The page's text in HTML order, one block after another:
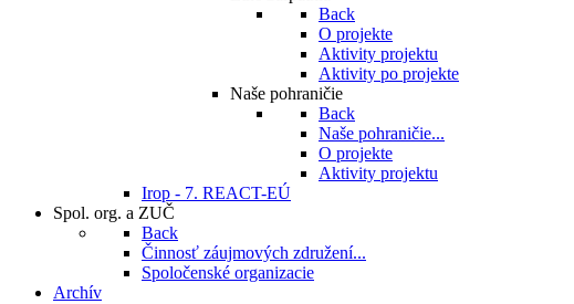
Back
O projekte
Aktivity projektu
Aktivity po projekte
Naše pohraničie
Back
Naše pohraničie...
O projekte
Aktivity projektu
Irop - 7. REACT-EÚ
Spol. org. a ZUČ
Back
Činnosť záujmových združení...
Spoločenské organizacie
Archív